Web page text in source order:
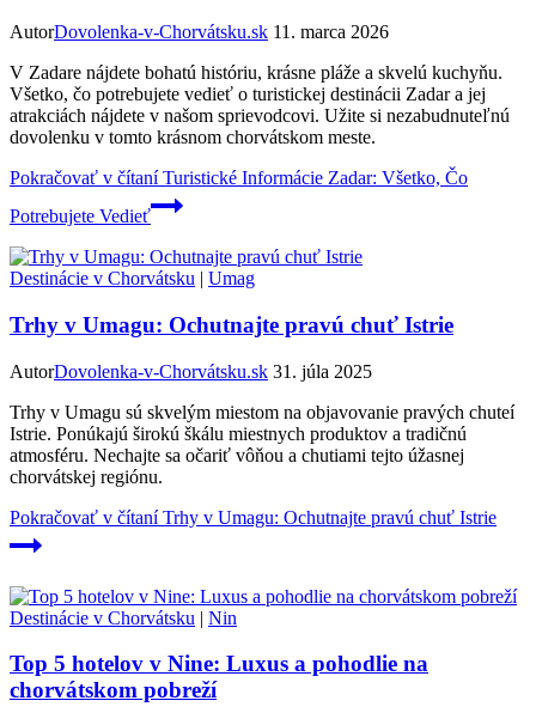
AutorDovolenka-v-Chorvátsku.sk 11. marca 2026
V Zadare nájdete bohatú históriu, krásne pláže a skvelú kuchyňu.
Všetko, čo potrebujete vedieť o turistickej destinácii Zadar a jej
atrakciách nájdete v našom sprievodcovi. Užite si nezabudnuteľnú
dovolenku v tomto krásnom chorvátskom meste.
Pokračovať v čítaníTuristické Informácie Zadar: Všetko, Čo
Potrebujete Vedieť
Destinácie v Chorvátsku | Umag
Trhy v Umagu: Ochutnajte pravú chuť Istrie
AutorDovolenka-v-Chorvátsku.sk 31. júla 2025
Trhy v Umagu sú skvelým miestom na objavovanie pravých chuteí
Istrie. Ponúkajú širokú škálu miestnych produktov a tradičnú
atmosféru. Nechajte sa očariť vôňou a chutiami tejto úžasnej
chorvátskej regiónu.
Pokračovať v čítaníTrhy v Umagu: Ochutnajte pravú chuť Istrie
Destinácie v Chorvátsku | Nin
Top 5 hotelov v Nine: Luxus a pohodlie na
chorvátskom pobreží